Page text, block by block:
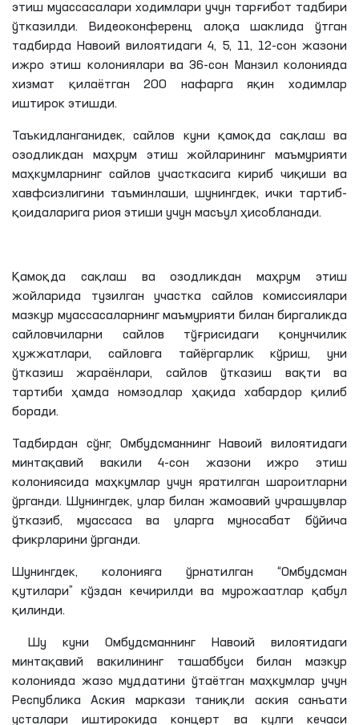
этиш муассасалари ходимлари учун тарғибот тадбири
ўтказилди.
Видеоконференц алоқа шаклида ўтган
тадбирда Навоий вилоятидаги 4, 5, 11, 12-сон жазони
ижро этиш колониялари ва 36-сон Манзил колонияда
хизмат қилаётган 200 нафарга яқин ходимлар
иштирок этишди.
Таъкидланганидек, сайлов куни қамоқда сақлаш ва
озодликдан маҳрум этиш жойларининг маъмурияти
маҳкумларнинг сайлов участкасига кириб чиқиши ва
хавфсизлигини таъминлаши, шунингдек, ички тартиб-
қоидаларига риоя этиши учун масъул ҳисобланади.
Қамоқда сақлаш ва озодликдан маҳрум этиш
жойларида тузилган участка сайлов комиссиялари
мазкур муассасаларнинг маъмурияти билан биргаликда
сайловчиларни сайлов тўғрисидаги қонунчилик
ҳужжатлари, сайловга тайёргарлик кўриш, уни
ўтказиш жараёнлари, сайлов ўтказиш вақти ва
тартиби ҳамда номзодлар ҳақида хабардор қилиб
боради.
Тадбирдан сўнг, Омбудсманнинг Навоий вилоятидаги
минтақавий вакили 4-сон жазони ижро этиш
колониясида маҳкумлар учун яратилган шароитларни
ўрганди. Шунингдек, улар билан жамоавий учрашувлар
ўтказиб, муассаса ва уларга муносабат бўйича
фикрларини ўрганди.
Шунингдек, колонияга ўрнатилган “Омбудсман
қутилари” кўздан кечирилди ва мурожаатлар қабул
қилинди.
Шу куни Омбудсманнинг Навоий вилоятидаги
минтақавий вакилининг ташаббуси билан мазкур
колонияда жазо муддатини ўтаётган маҳкумлар учун
Республика Аския маркази таниқли аския санъати
усталари иштирокида концерт ва кулги кечаси